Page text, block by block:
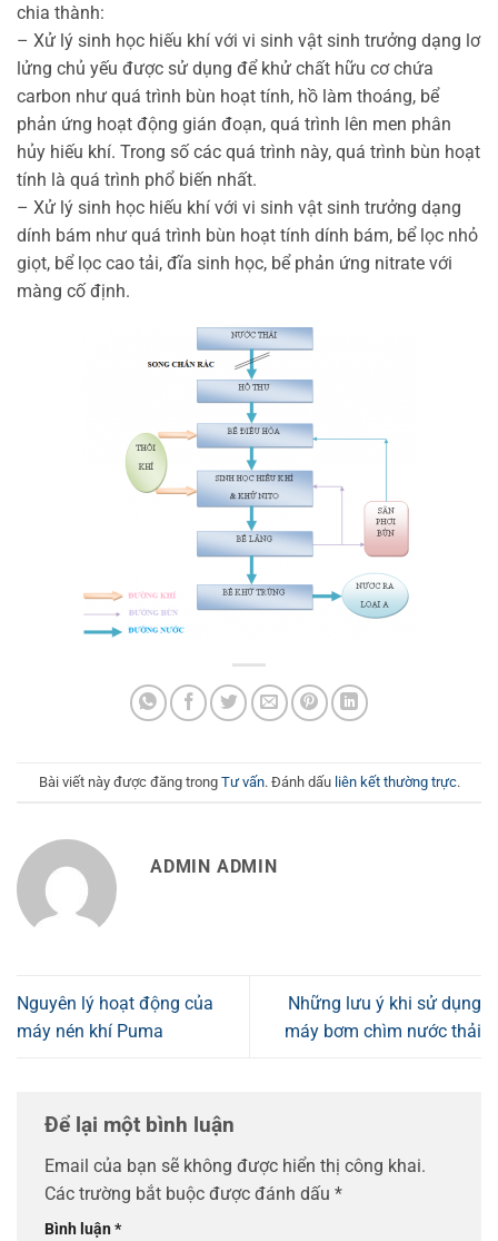
chia thành:
– Xử lý sinh học hiếu khí với vi sinh vật sinh trưởng dạng lơ
lửng chủ yếu được sử dụng để khử chất hữu cơ chứa
carbon như quá trình bùn hoạt tính, hồ làm thoáng, bể
phản ứng hoạt động gián đoạn, quá trình lên men phân
hủy hiếu khí. Trong số các quá trình này, quá trình bùn hoạt
tính là quá trình phổ biến nhất.
– Xử lý sinh học hiếu khí với vi sinh vật sinh trưởng dạng
dính bám như quá trình bùn hoạt tính dính bám, bể lọc nhỏ
giọt, bể lọc cao tải, đĩa sinh học, bể phản ứng nitrate với
màng cố định.
Bài viết này được đăng trong Tư vấn. Đánh dấu liên kết thường trực.
ADMIN ADMIN
Nguyên lý hoạt động của
máy nén khí Puma
Những lưu ý khi sử dụng
máy bơm chìm nước thải
Để lại một bình luận
Email của bạn sẽ không được hiển thị công khai.
Các trường bắt buộc được đánh dấu *
Bình luận*